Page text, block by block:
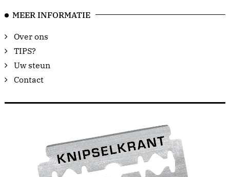
MEER INFORMATIE
Over ons
TIPS?
Uw steun
Contact